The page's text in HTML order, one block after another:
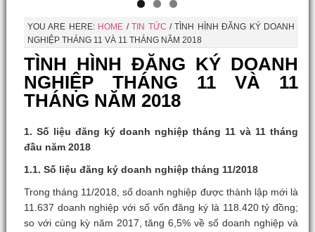
YOU ARE HERE: HOME / TIN TỨC /TÌNH HÌNH ĐĂNG KÝ DOANH
NGHIỆP THÁNG 11 VÀ 11 THÁNG NĂM 2018
TÌNH HÌNH ĐĂNG KÝ DOANH
NGHIỆP THÁNG 11 VÀ 11
THÁNG NĂM 2018
1. Số liệu đăng ký doanh nghiệp tháng 11 và 11 tháng
đầu năm 2018
1.1. Số liệu đăng ký doanh nghiệp tháng 11/2018
Trong tháng 11/2018, số doanh nghiệp được thành lập mới là
11.637 doanh nghiệp với số vốn đăng ký là 118.420 tỷ đồng;
so với cùng kỳ năm 2017, tăng 6,5% về số doanh nghiệp và